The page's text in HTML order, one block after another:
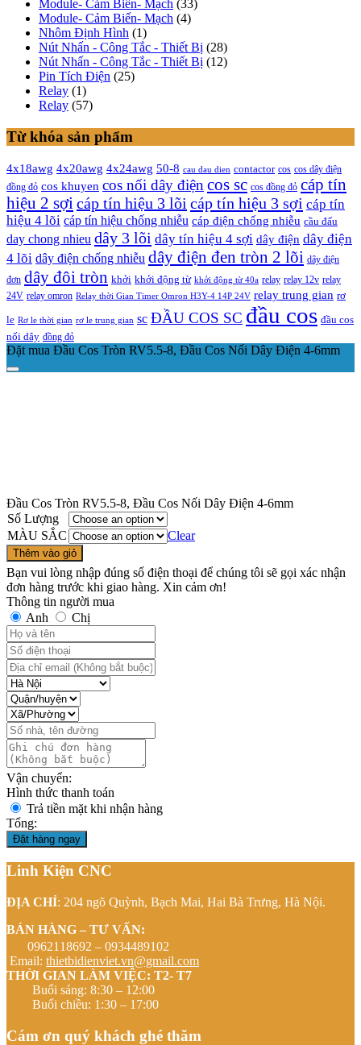
Module- Cảm Biến- Mạch (33)
Module- Cảm Biến- Mạch (4)
Nhôm Định Hình (1)
Nút Nhấn - Công Tắc - Thiết Bị (28)
Nút Nhấn - Công Tắc - Thiết Bị (12)
Pin Tích Điện (25)
Relay (1)
Relay (57)
Từ khóa sản phẩm
4x18awg 4x20awg 4x24awg 50-8 cau dau dien contactor cos cos dây điện
đồng đỏ cos khuyen cos nối dây điện cos sc cos đồng đỏ cáp tín
hiệu 2 sợi cáp tín hiệu 3 lõi cáp tín hiệu 3 sợi cáp tín
hiệu 4 lõi cáp tín hiệu chống nhiễu cáp điện chống nhiễu cầu đấu
day chong nhieu dây 3 lõi dây tín hiệu 4 sợi dây điện dây điện
4 lõi dây điện chống nhiễu dây điện đen tròn 2 lõi dây điện
đơn dây đôi tròn khởi khởi động từ khởi động từ 40a relay relay 12v relay
24V relay omron Relay thời Gian Timer Omron H3Y-4 14P 24V relay trung gian rơ
le Rơ le thời gian rơ le trung gian sc ĐẦU COS SC đầu cos đầu cos
nối dây đồng đỏ
Đặt mua Đầu Cos Tròn RV5.5-8, Đầu Cos Nối Dây Điện 4-6mm
Đầu Cos Tròn RV5.5-8, Đầu Cos Nối Dây Điện 4-6mm
Số Lượng
MÀU SẮC
Clear
Thêm vào giỏ
Bạn vui lòng nhập đúng số điện thoại để chúng tôi sẽ gọi xác nhận
đơn hàng trước khi giao hàng. Xin cảm ơn!
Thông tin người mua
Anh
Chị
Vận chuyển:
Hình thức thanh toán
Trả tiền mặt khi nhận hàng
Tổng:
Đặt hàng ngay
Linh Kiện CNC
ĐỊA CHỈ: 204 ngõ Quỳnh, Bạch Mai, Hai Bà Trưng, Hà Nội.
BÁN HÀNG – TƯ VẤN:
0962118692 – 0934489102
Email: thietbidienviet.vn@gmail.com
THỜI GIAN LÀM VIỆC: T2- T7
Buổi sáng: 8:30 – 12:00
Buổi chiều: 1:30 – 17:00
Cám ơn quý khách ghé thăm